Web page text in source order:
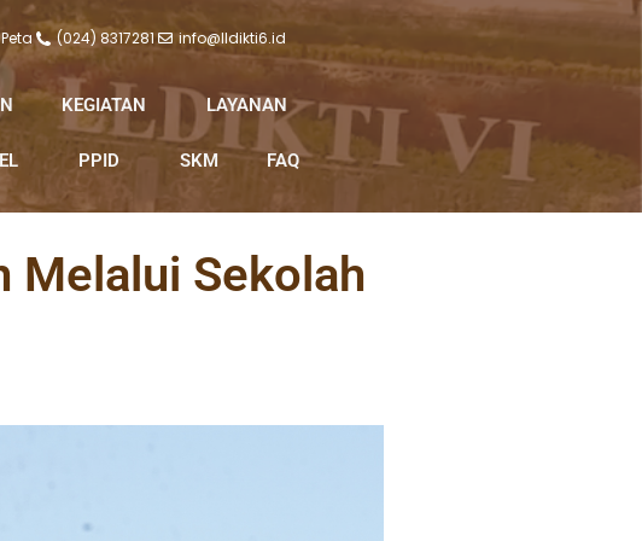
(024) 8317281 info@lldikti6.id
KEGIATAN LAYANAN
PPID SKM FAQ
Melalui Sekolah